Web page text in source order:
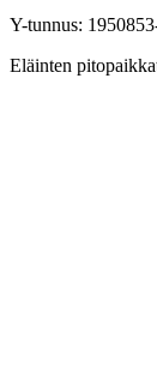
Y-tunnus:
Eläinten